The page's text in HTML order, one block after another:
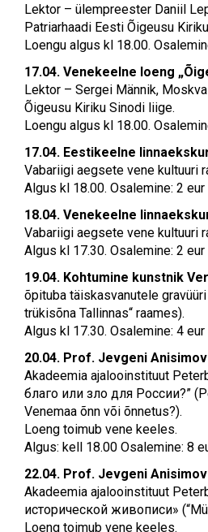
Lektor – ülempreester Daniil
Patriarhaadi Eesti Õigeusu
Loengu algus kl 18.00.
17.04. Venekeelne loeng
Lektor – Sergei Männik,
Õigeusu Kiriku Sinodi liige.
Loengu algus kl 18.00.
17.04. Eestikeelne
Vabariigi aegsete vene kultuuri
Algus kl 18.00. Osalemine: 2 eur
18.04. Venekeelne
Vabariigi aegsete vene kultuuri
Algus kl 17.30. Osalemine: 2 eur
19.04. Kohtumine kunstnik
õpituba täiskasvanutele
trükisõna Tallinnas“ raames).
Algus kl 17.30. Osalemine: 4 eur
20.04. Prof. Jevgeni Anisimov
Akadeemia ajalooinstituut
благо или зло для России?”
Venemaa õnn või õnnetus?).
Loeng toimub vene keeles.
Algus: kell 18.00 Osalemine: 8
22.04. Prof. Jevgeni Anisimov
Akadeemia ajalooinstituut
исторической живописи»
Loeng toimub vene keeles.